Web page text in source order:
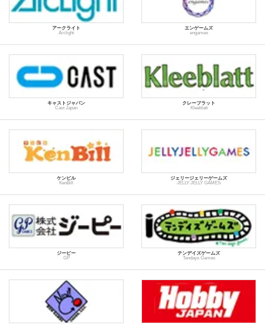
アークライト
Arclight
エンゲームズ
engames
キャストジャパン
Cast Japan
クレーブラット
Kleeblatt
ケンビル
KenBill
ジェリージェリーゲームズ
JELLY JELLY GAMES
ジーピー
GP
テンデイズゲームズ
Tendays Games